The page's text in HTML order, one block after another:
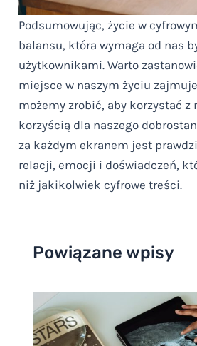
Podsumowując, życie w
balansu, która wymaga od nas
użytkownikami. Warto
miejsce w naszym życiu
możemy zrobić, aby korzystać z
korzyścią dla naszego
za każdym ekranem jest
relacji, emocji i doświadczeń,
niż jakikolwiek cyfrowe treści.
Powiązane wpisy